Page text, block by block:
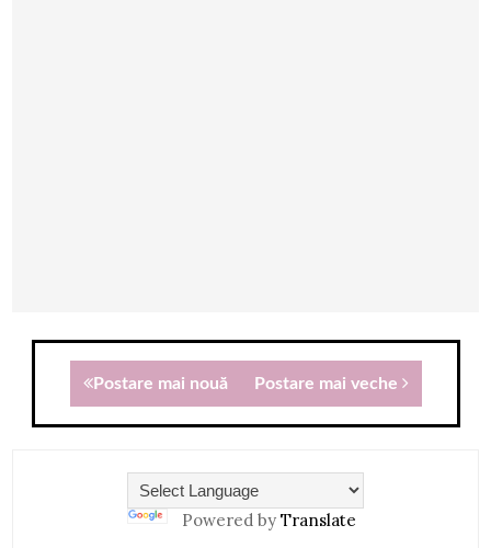
Postare mai nouă Postare mai veche
Powered by Translate